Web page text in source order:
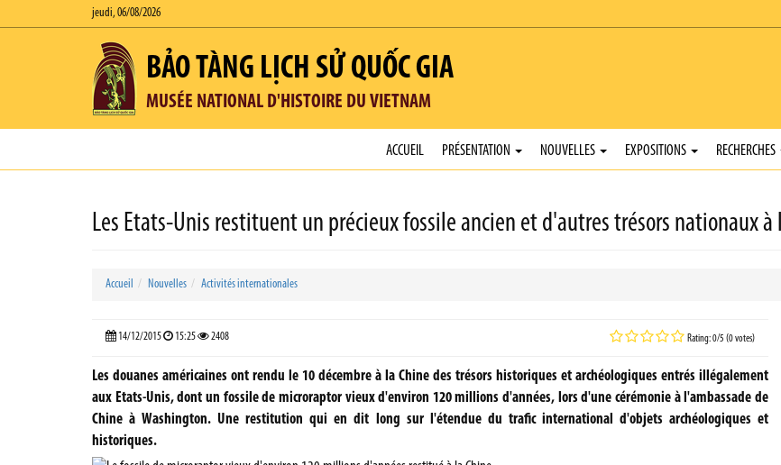
jeudi, 06/08/2026
BẢO TÀNG LỊCH SỬ QUỐC GIA
MUSÉE NATIONAL D'HISTOIRE DU VIETNAM
ACCUEIL PRÉSENTATION NOUVELLES EXPOSITIONS RECHERCHES
Les Etats-Unis restituent un précieux fossile ancien et d'autres trésors nationaux à
Accueil Nouvelles Activités internationales
14/12/2015 15:25 2408 Rating: 0/5 (0 votes)
Les douanes américaines ont rendu le 10 décembre à la Chine des trésors historiques et archéologiques entrés illégalement
aux Etats-Unis, dont un fossile de microraptor vieux d'environ 120 millions d'années, lors d'une cérémonie à l'ambassade de
Chine à Washington. Une restitution qui en dit long sur l'étendue du trafic international d'objets archéologiques et
historiques.